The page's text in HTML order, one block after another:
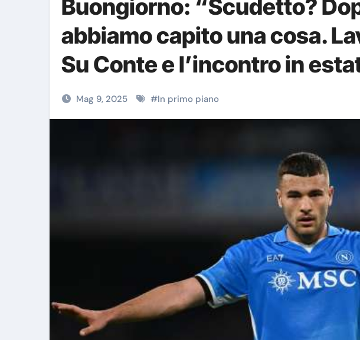
Buongiorno: “Scudetto?
abbiamo capito una cosa.
Su Conte e l’incontro in
Mag 9, 2025 #In primo piano